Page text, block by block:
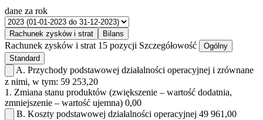
dane za rok
Rachunek zysków i strat Bilans
Rachunek zysków i strat 15 pozycji Szczegółowość
Ogólny
Standard
A. Przychody podstawowej działalności operacyjnej i zrównane
z nimi, w tym: 59 253,20
1. Zmiana stanu produktów (zwiększenie – wartość dodatnia,
zmniejszenie – wartość ujemna) 0,00
B. Koszty podstawowej działalności operacyjnej 49 961,00